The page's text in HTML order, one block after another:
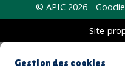
© APIC 2026 -
Site
Gestion des cookies